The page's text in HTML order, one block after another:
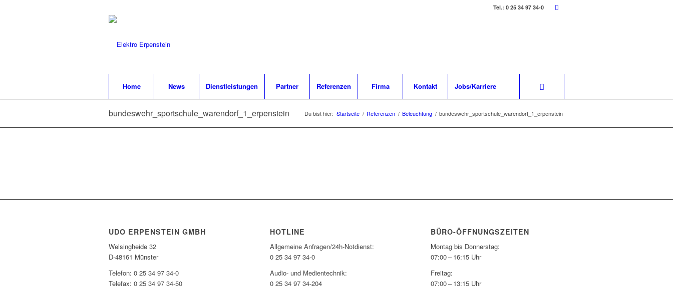
Tel.: 0 25 34 97 34-0
Home News Dienstleistungen Partner Referenzen Firma Kontakt Jobs/Karriere
bundeswehr_sportschule_warendorf_1_erpenstein Du bist hier: Startseite / Referenzen / Beleuchtung / bundeswehr_sportschule_warendorf_1_erpenstein
UDO ERPENSTEIN GMBH
Welsingheide 32
D-48161 Münster
Telefon: 0 25 34 97 34-0
Telefax: 0 25 34 97 34-50
HOTLINE
Allgemeine Anfragen/24h-Notdienst:
0 25 34 97 34-0
Audio- und Medientechnik:
0 25 34 97 34-204
BÜRO-ÖFFNUNGSZEITEN
Montag bis Donnerstag:
07:00 – 16:15 Uhr
Freitag:
07:00 – 13:15 Uhr